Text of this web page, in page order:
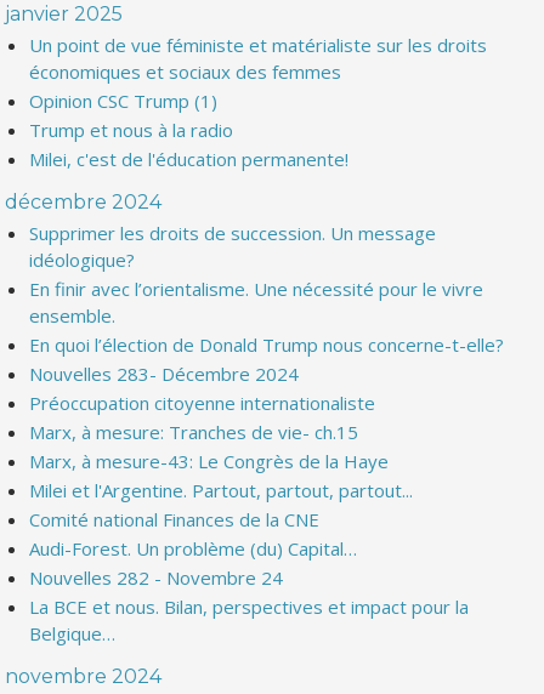
janvier 2025
Un point de vue féministe et matérialiste sur les droits
économiques et sociaux des femmes
Opinion CSC Trump (1)
Trump et nous à la radio
Milei, c'est de l'éducation permanente!
décembre 2024
Supprimer les droits de succession. Un message
idéologique?
En finir avec l’orientalisme. Une nécessité pour le vivre
ensemble.
En quoi l’élection de Donald Trump nous concerne-t-elle?
Nouvelles 283- Décembre 2024
Préoccupation citoyenne internationaliste
Marx, à mesure: Tranches de vie- ch.15
Marx, à mesure-43: Le Congrès de la Haye
Milei et l'Argentine. Partout, partout, partout...
Comité national Finances de la CNE
Audi-Forest. Un problème (du) Capital…
Nouvelles 282 - Novembre 24
La BCE et nous. Bilan, perspectives et impact pour la
Belgique…
novembre 2024